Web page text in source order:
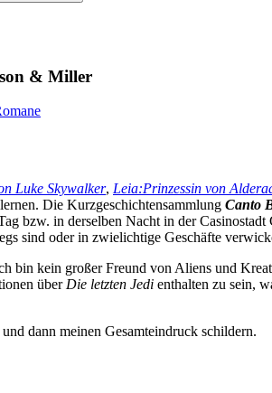
& Miller
Luke Skywalker, Leia:Prinzessin von
Die Kurzgeschichtensammlung Canto
bzw. in derselben Nacht in der
sind oder in zwielichtige Geschäfte
kein großer Freund von Aliens und
überDie letzten Jedi enthalten zu sein,
dann meinen Gesamteindruck schildern.